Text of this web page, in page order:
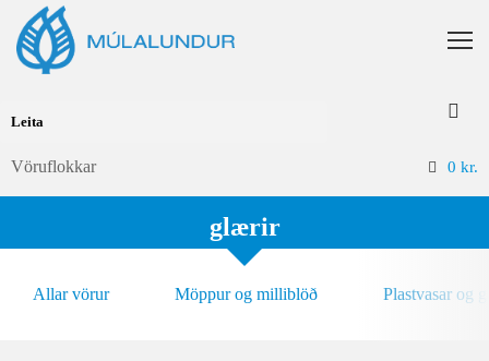
Vöruflokkar 0 kr.
glærir
Allar vörur Möppur og milliblöð Plastvasar og